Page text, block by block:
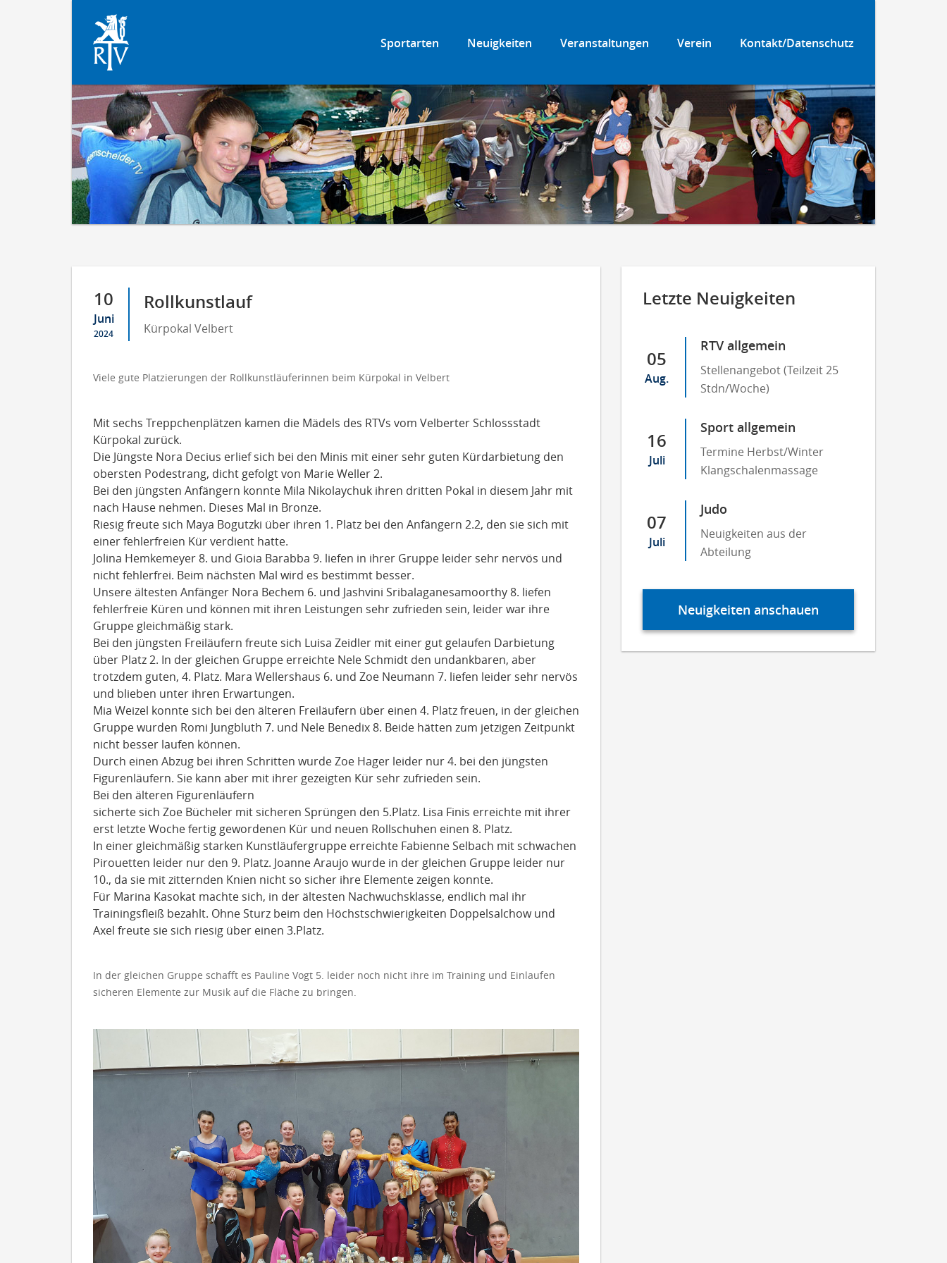
Kontakt/Datenschutz
Verein
Veranstaltungen
Neuigkeiten
Sportarten
10
Juni
2024
Rollkunstlauf
Kürpokal Velbert
Viele gute Platzierungen der Rollkunstläuferinnen beim Kürpokal in Velbert
Mit sechs Treppchenplätzen kamen die Mädels des RTVs vom Velberter Schlossstadt
Kürpokal zurück.
Die Jüngste Nora Decius erlief sich bei den Minis mit einer sehr guten Kürdarbietung den
obersten Podestrang, dicht gefolgt von Marie Weller 2.
Bei den jüngsten Anfängern konnte Mila Nikolaychuk ihren dritten Pokal in diesem Jahr mit
nach Hause nehmen. Dieses Mal in Bronze.
Riesig freute sich Maya Bogutzki über ihren 1. Platz bei den Anfängern 2.2, den sie sich mit
einer fehlerfreien Kür verdient hatte.
Jolina Hemkemeyer 8. und Gioia Barabba 9. liefen in ihrer Gruppe leider sehr nervös und
nicht fehlerfrei. Beim nächsten Mal wird es bestimmt besser.
Unsere ältesten Anfänger Nora Bechem 6. und Jashvini Sribalaganesamoorthy 8. liefen
fehlerfreie Küren und können mit ihren Leistungen sehr zufrieden sein, leider war ihre
Gruppe gleichmäßig stark.
Bei den jüngsten Freiläufern freute sich Luisa Zeidler mit einer gut gelaufen Darbietung
über Platz 2. In der gleichen Gruppe erreichte Nele Schmidt den undankbaren, aber
trotzdem guten, 4. Platz. Mara Wellershaus 6. und Zoe Neumann 7. liefen leider sehr nervös
und blieben unter ihren Erwartungen.
Mia Weizel konnte sich bei den älteren Freiläufern über einen 4. Platz freuen, in der gleichen
Gruppe wurden Romi Jungbluth 7. und Nele Benedix 8. Beide hätten zum jetzigen Zeitpunkt
nicht besser laufen können.
Durch einen Abzug bei ihren Schritten wurde Zoe Hager leider nur 4. bei den jüngsten
Figurenläufern. Sie kann aber mit ihrer gezeigten Kür sehr zufrieden sein.
Bei den älteren Figurenläufern
sicherte sich Zoe Bücheler mit sicheren Sprüngen den 5.Platz. Lisa Finis erreichte mit ihrer
erst letzte Woche fertig gewordenen Kür und neuen Rollschuhen einen 8. Platz.
In einer gleichmäßig starken Kunstläufergruppe erreichte Fabienne Selbach mit schwachen
Pirouetten leider nur den 9. Platz. Joanne Araujo wurde in der gleichen Gruppe leider nur
10., da sie mit zitternden Knien nicht so sicher ihre Elemente zeigen konnte.
Für Marina Kasokat machte sich, in der ältesten Nachwuchsklasse, endlich mal ihr
Trainingsfleiß bezahlt. Ohne Sturz beim den Höchstschwierigkeiten Doppelsalchow und
Axel freute sie sich riesig über einen 3.Platz.
In der gleichen Gruppe schafft es Pauline Vogt 5. leider noch nicht ihre im Training und Einlaufen
sicheren Elemente zur Musik auf die Fläche zu bringen.
Letzte Neuigkeiten
05
Aug.
RTV allgemein
Stellenangebot (Teilzeit 25
Stdn/Woche)
16
Juli
Sport allgemein
Termine Herbst/Winter
Klangschalenmassage
07
Juli
Judo
Neuigkeiten aus der
Abteilung
Neuigkeiten anschauen